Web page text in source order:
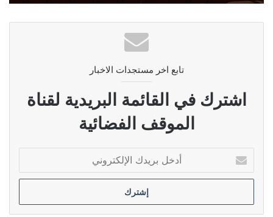
تابع اخر مستجدات الاخبار
اشترك في القائمة البريدية لقناة
الموقف الفضائية
بريدك
الإلكتروني